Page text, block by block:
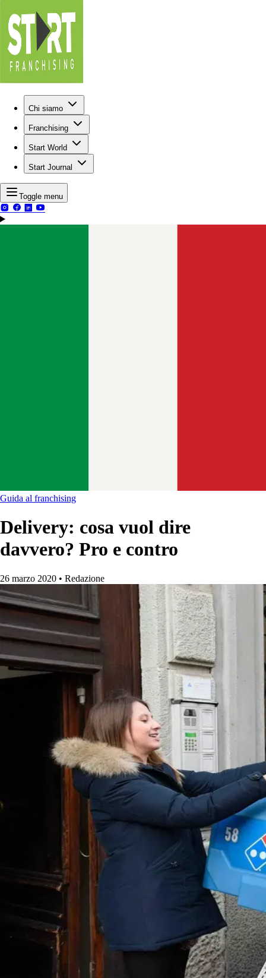
Chi siamo
Franchising
Start World
Start Journal
Toggle menu
Guida al franchising
Delivery: cosa vuol dire
davvero? Pro e contro
26 marzo 2020 • Redazione